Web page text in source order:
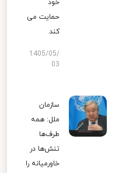
خود
حمایت می
کند
1405/05/
03
سازمان
ملل: همه
طرف‌ها
تنش‌ها در
خاورمیانه را